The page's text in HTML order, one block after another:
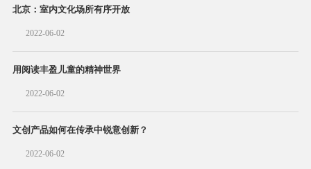
北京：室内文化场所有序开放
2022-06-02
用阅读丰盈儿童的精神世界
2022-06-02
文创产品如何在传承中锐意创新？
2022-06-02